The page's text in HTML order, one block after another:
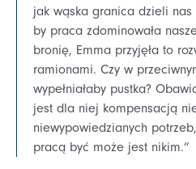
jak wąska granica dzieli
by praca zdominowała
bronię, Emma przyjęła to
ramionami. Czy w
wypełniałaby pustka?
jest dla niej kompensacją
niewypowiedzianych
pracą być może jest nikim.”